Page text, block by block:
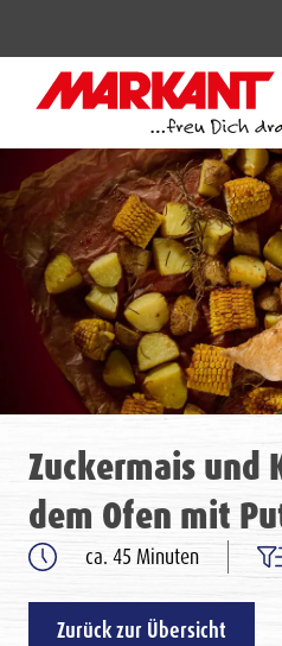
Zuckermais und
dem Ofen mit
ca. 45 Minuten
Zurück zur Übersicht